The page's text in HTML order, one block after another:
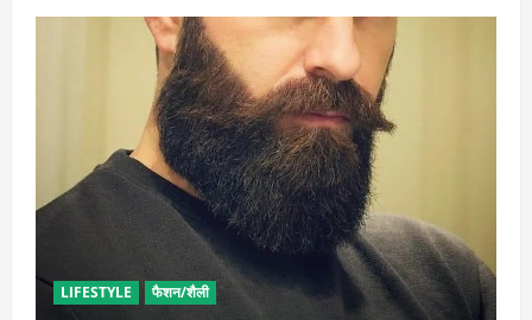
LIFESTYLE फैशन/शैली